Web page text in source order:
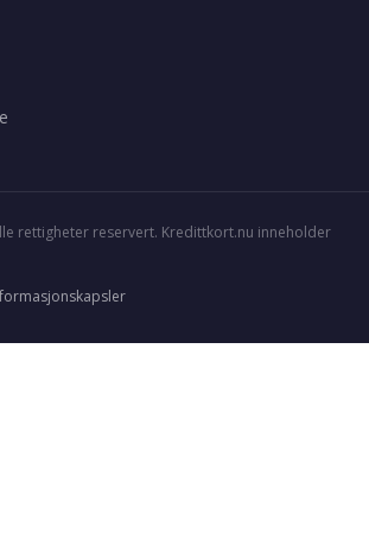
rettigheter reservert. Kredittkort.nu inneholder